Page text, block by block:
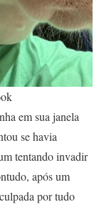
em sua janela
se havia
tentando invadir
após um
por tudo